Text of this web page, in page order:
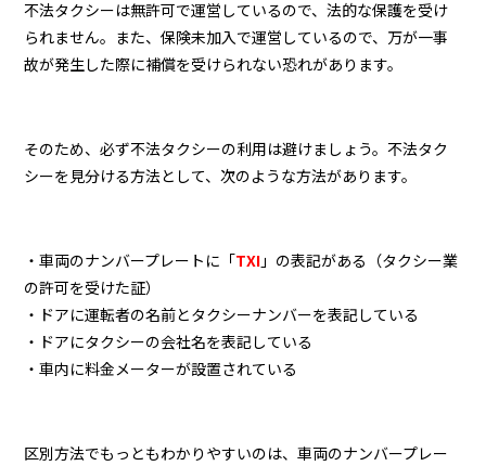
不法タクシーは無許可で運営しているので、法的な保護を受け
られません。また、保険未加入で運営しているので、万が一事
故が発生した際に補償を受けられない恐れがあります。
そのため、必ず不法タクシーの利用は避けましょう。不法タク
シーを見分ける方法として、次のような方法があります。
・車両のナンバープレートに「TXI 」の表記がある（タクシー業
の許可を受けた証）
・ドアに運転者の名前とタクシーナンバーを表記している
・ドアにタクシーの会社名を表記している
・車内に料金メーターが設置されている
区別方法でもっともわかりやすいのは、車両のナンバープレー